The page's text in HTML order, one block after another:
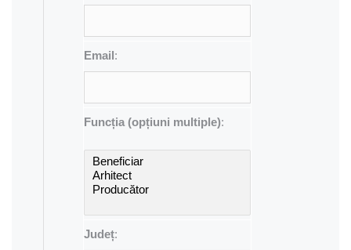
Email:
Funcția (opțiuni multiple):
Județ: